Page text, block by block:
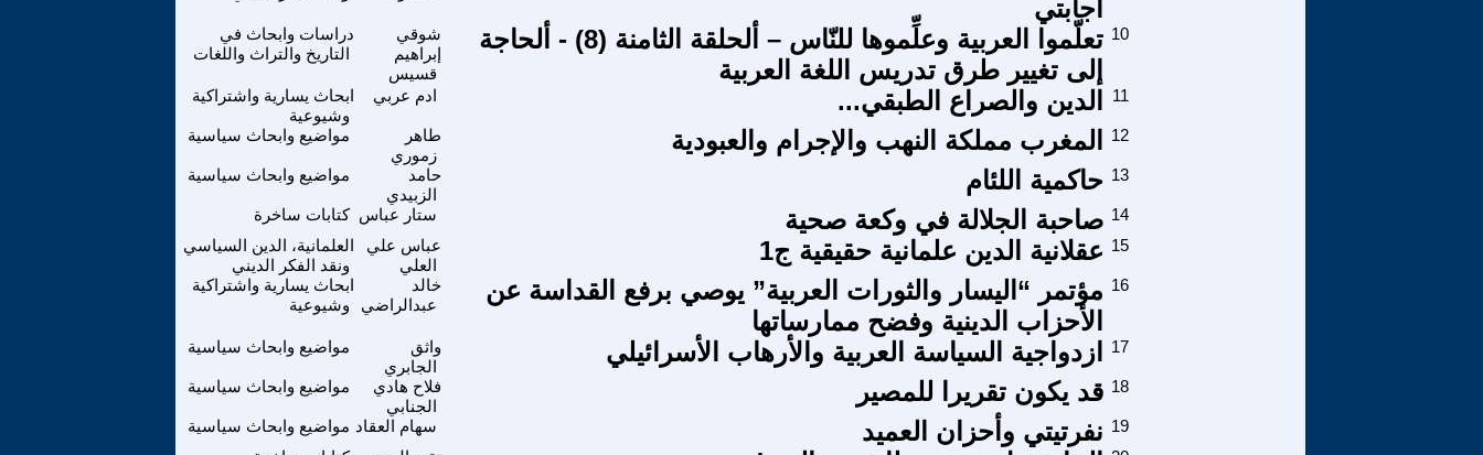
اجابتي
دراسات وابحاث في
التاريخ والتراث واللغات
شوقي
إبراهيم
قسيس
تعلّموا العربية وعلِّموها للنّاس – ألحلقة الثامنة (8) - ألحاجة
إلى تغيير طرق تدريس اللغة العربية
10
ابحاث يسارية واشتراكية
وشيوعية
ادم عربي الدين والصراع الطبقي... 11
مواضيع وابحاث سياسية
طاهر
زموري
المغرب مملكة النهب والإجرام والعبودية 12
مواضيع وابحاث سياسية
حامد
الزبيدي
حاكمية اللئام 13
كتابات ساخرة ستار عباس صاحبة الجلالة في وكعة صحية 14
العلمانية، الدين السياسي
ونقد الفكر الديني
عباس علي
العلي
عقلانية الدين علمانية حقيقية ج1 15
ابحاث يسارية واشتراكية
وشيوعية
خالد
عبدالراضي
مؤتمر “اليسار والثورات العربية” يوصي برفع القداسة عن
الأحزاب الدينية وفضح ممارساتها
16
مواضيع وابحاث سياسية
واثق
الجابري
ازدواجية السياسة العربية والأرهاب الأسرائيلي 17
مواضيع وابحاث سياسية
فلاح هادي
الجنابي
قد يکون تقريرا للمصير 18
مواضيع وابحاث سياسية سهام العقاد نفرتيتي وأحزان العميد 19